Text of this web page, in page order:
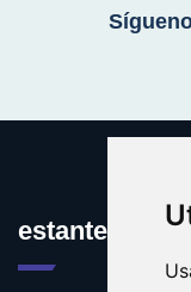
estanteria.es